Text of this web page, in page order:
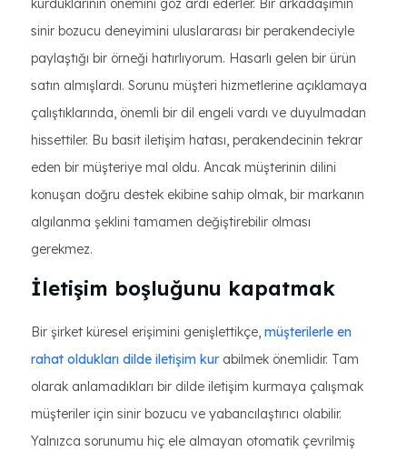
kurduklarının önemini göz ardı ederler. Bir arkadaşımın
sinir bozucu deneyimini uluslararası bir perakendeciyle
paylaştığı bir örneği hatırlıyorum. Hasarlı gelen bir ürün
satın almışlardı. Sorunu müşteri hizmetlerine açıklamaya
çalıştıklarında, önemli bir dil engeli vardı ve duyulmadan
hissettiler. Bu basit iletişim hatası, perakendecinin tekrar
eden bir müşteriye mal oldu. Ancak müşterinin dilini
konuşan doğru destek ekibine sahip olmak, bir markanın
algılanma şeklini tamamen değiştirebilir olması
gerekmez.
İletişim boşluğunu kapatmak
Bir şirket küresel erişimini genişlettikçe, müşterilerle en
rahat oldukları dilde iletişim kur abilmek önemlidir. Tam
olarak anlamadıkları bir dilde iletişim kurmaya çalışmak
müşteriler için sinir bozucu ve yabancılaştırıcı olabilir.
Yalnızca sorunumu hiç ele almayan otomatik çevrilmiş